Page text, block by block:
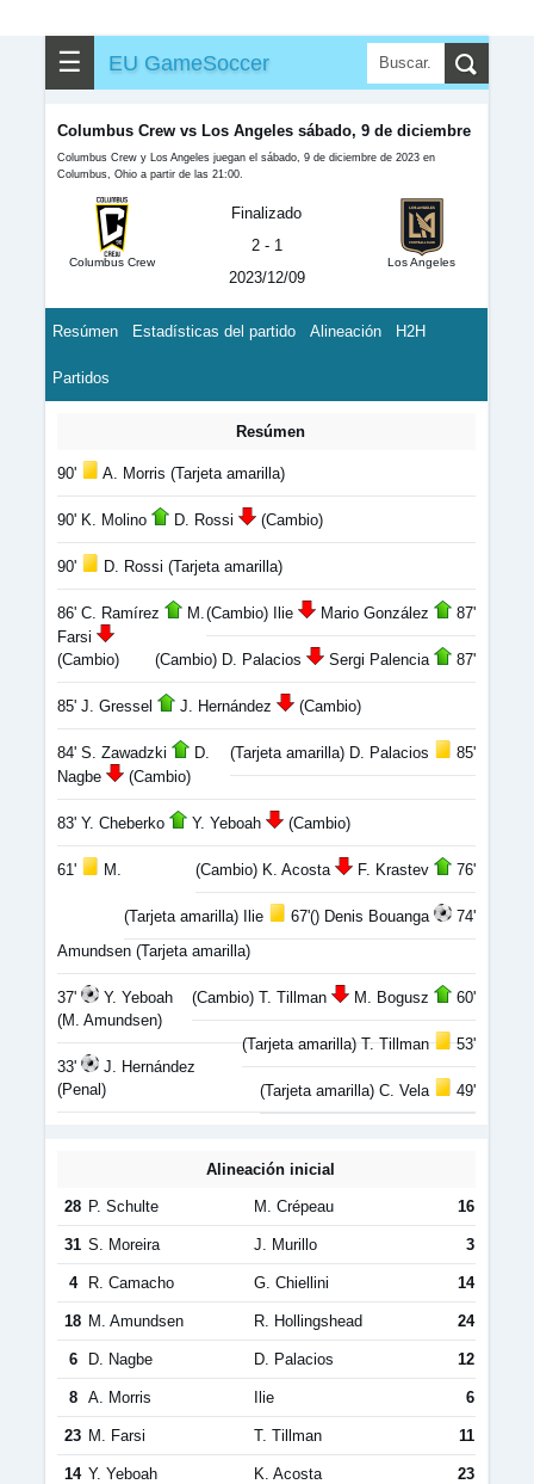
☰ EU GameSoccer
Columbus Crew vs Los Angeles sábado, 9 de diciembre
Columbus Crew y Los Angeles juegan el sábado, 9 de diciembre de 2023 en
Columbus, Ohio a partir de las 21:00.
Columbus Crew
Finalizado
2 - 1
2023/12/09
Los Angeles
Resúmen Estadísticas del partido Alineación H2H
Partidos
Resúmen
90' A. Morris (Tarjeta amarilla)
90' K. Molino D. Rossi (Cambio)
90' D. Rossi (Tarjeta amarilla)
(Cambio) Ilie Mario González 87'
(Cambio) D. Palacios Sergi Palencia 87'
86' C. Ramírez
M.
Farsi
(Cambio)
85' J. Gressel J. Hernández (Cambio)
(Tarjeta amarilla) D. Palacios 85'
84' S. Zawadzki
D.
Nagbe
(Cambio)
83' Y. Cheberko Y. Yeboah (Cambio)
(Cambio) K. Acosta F. Krastev 76'
() Denis Bouanga 74'
(Tarjeta amarilla) Ilie 67'
61' M.
Amundsen (Tarjeta amarilla)
(Cambio) T. Tillman M. Bogusz 60'
(Tarjeta amarilla) T. Tillman 53'
(Tarjeta amarilla) C. Vela 49'
37'
Y. Yeboah
(M. Amundsen)
33'
J. Hernández
(Penal)
Alineación inicial
28 P. Schulte M. Crépeau 16
31 S. Moreira J. Murillo 3
4 R. Camacho G. Chiellini 14
18 M. Amundsen R. Hollingshead 24
6 D. Nagbe D. Palacios 12
8 A. Morris Ilie 6
23 M. Farsi T. Tillman 11
14 Y. Yeboah K. Acosta 23